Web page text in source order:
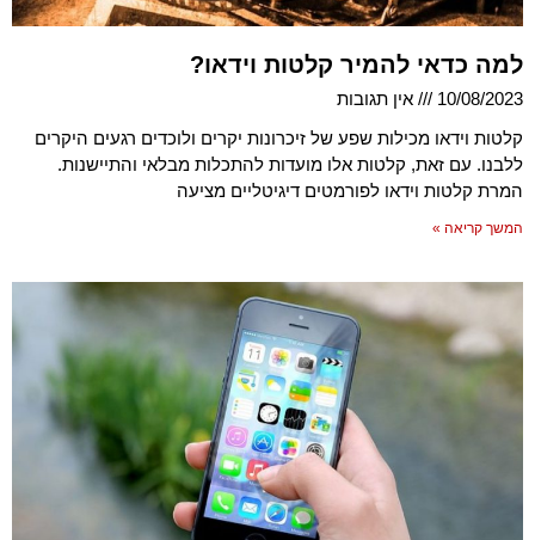
למה כדאי להמיר קלטות וידאו?
10/08/2023
אין תגובות
קלטות וידאו מכילות שפע של זיכרונות יקרים ולוכדים רגעים היקרים
ללבנו. עם זאת, קלטות אלו מועדות להתכלות מבלאי והתיישנות.
המרת קלטות וידאו לפורמטים דיגיטליים מציעה
המשך קריאה »